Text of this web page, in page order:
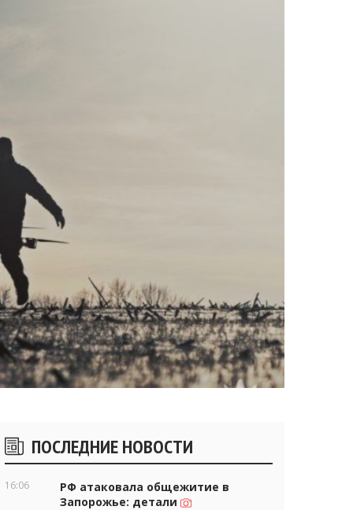
Боковые
виджеты
ПОСЛЕДНИЕ НОВОСТИ
16:06
РФ атаковала общежитие в
Запорожье: детали